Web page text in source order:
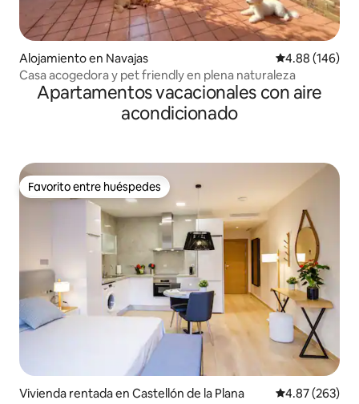
Alojamiento en Navajas Calificación
4.88 (146)
Casa acogedora y pet friendly en plena naturaleza
Apartamentos vacacionales con aire
acondicionado
Favorito entre huéspedes
Favorito entre huéspedes
Vivienda rentada en Castellón de la Plana Calificación
4.87 (263)